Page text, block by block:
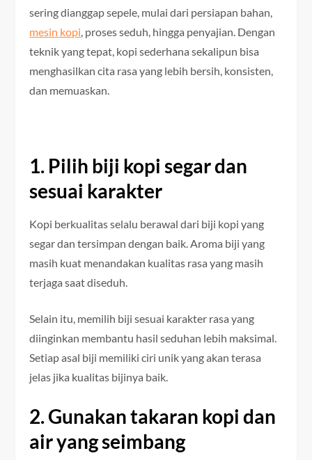
sering dianggap sepele, mulai dari persiapan bahan,
mesin kopi , proses seduh, hingga penyajian. Dengan
teknik yang tepat, kopi sederhana sekalipun bisa
menghasilkan cita rasa yang lebih bersih, konsisten,
dan memuaskan.
1. Pilih biji kopi segar dan
sesuai karakter
Kopi berkualitas selalu berawal dari biji kopi yang
segar dan tersimpan dengan baik. Aroma biji yang
masih kuat menandakan kualitas rasa yang masih
terjaga saat diseduh.
Selain itu, memilih biji sesuai karakter rasa yang
diinginkan membantu hasil seduhan lebih maksimal.
Setiap asal biji memiliki ciri unik yang akan terasa
jelas jika kualitas bijinya baik.
2. Gunakan takaran kopi dan
air yang seimbang